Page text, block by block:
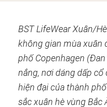
BST LifeWear Xuân/
không gian mùa xuân
phố Copenhagen
nắng, nơi dáng dấp
hiện đại của thành
sắc xuân hè vùng Bắc